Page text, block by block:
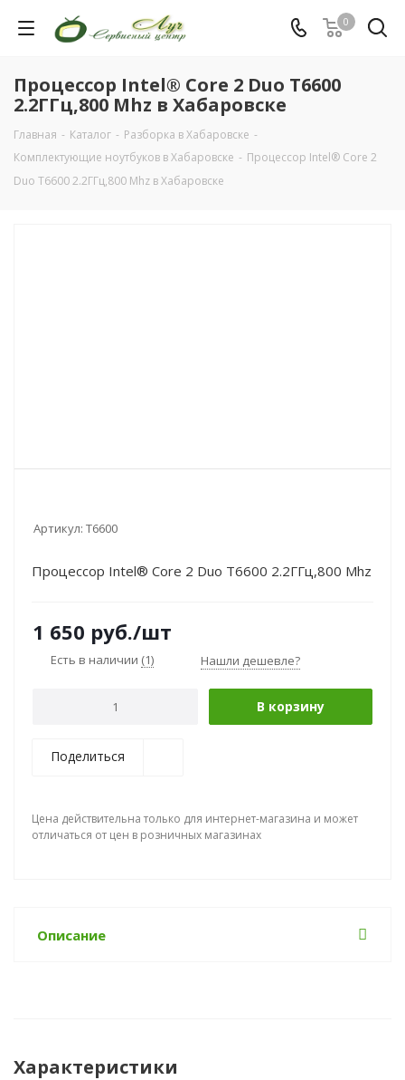
0
Процессор Intel® Core 2 Duo T6600
2.2ГГц,800 Mhz в Хабаровске
Главная - Каталог - Разборка в Хабаровске -
Комплектующие ноутбуков в Хабаровске - Процессор Intel® Core 2
Duo T6600 2.2ГГц,800 Mhz в Хабаровске
Артикул: T6600
Процессор Intel® Core 2 Duo T6600 2.2ГГц,800 Mhz
1 650 руб./шт
Есть в наличии (1) Нашли дешевле?
В корзину
Поделиться
Цена действительна только для интернет-магазина и может
отличаться от цен в розничных магазинах
Описание
Характеристики